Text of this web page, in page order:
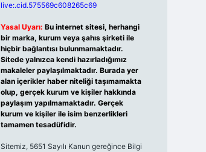
live:.cid.575569c608265c69
Yasal Uyarı: Bu internet sitesi, herhangi
bir marka, kurum veya şahıs şirketi ile
hiçbir bağlantısı bulunmamaktadır.
Sitede yalnızca kendi hazırladığımız
makaleler paylaşılmaktadır. Burada yer
alan içerikler haber niteliği taşımamakta
olup, gerçek kurum ve kişiler hakkında
paylaşım yapılmamaktadır. Gerçek
kurum ve kişiler ile isim benzerlikleri
tamamen tesadüfidir.
Sitemiz, 5651 Sayılı Kanun gereğince Bilgi